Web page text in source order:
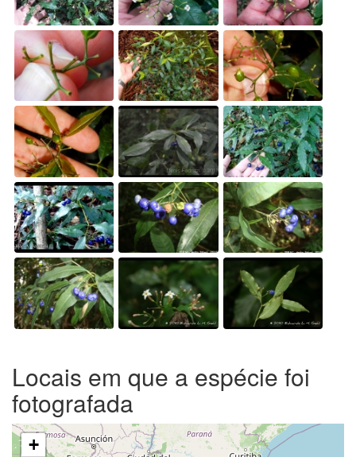
Locais em que a espécie foi
fotografada
+